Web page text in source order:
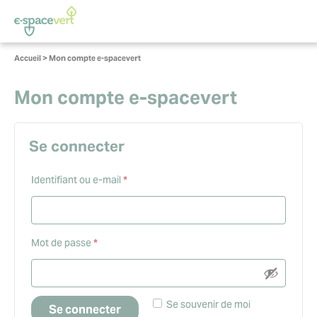
Panneau de gestion des cookies
Vous
Accueil>Mon compte e-spacevert
Mon compte e-spacevert
Se connecter
Identifiant ou e-mail *Obligatoire
Mot de passe*Obligatoire
Se souvenir de moi
Se connecter